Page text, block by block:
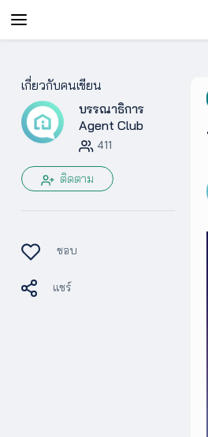
สำหรับ
เอเจ
นท์
AgentClub
AgentTool
UpSkill
เกี่ยวกับคนเขียน
บรรณาธิการ
Agent Club
411
ติดตาม
ชอบ
แชร์